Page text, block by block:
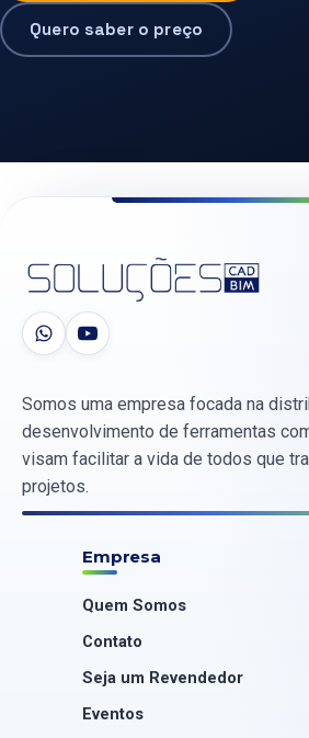
Quero saber o preço
Somos uma empresa focada na
desenvolvimento de ferramentas
visam facilitar a vida de todos que
projetos.
Empresa
Quem Somos
Contato
Seja um Revendedor
Eventos